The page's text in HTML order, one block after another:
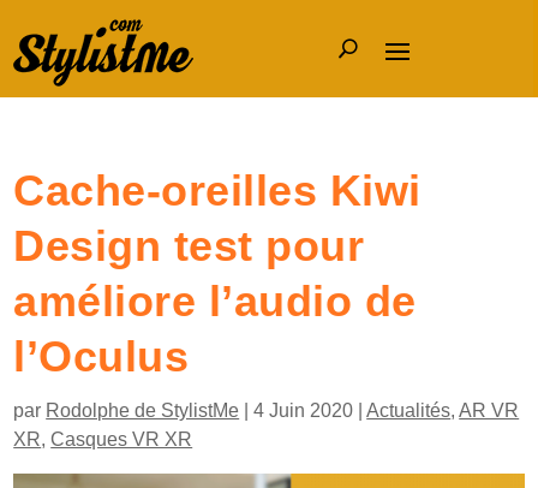
Cache-oreilles Kiwi
Design test pour
améliore l’audio de
l’Oculus
par Rodolphe de StylistMe |4 Juin 2020 |Actualités,AR VR
XR,Casques VR XR